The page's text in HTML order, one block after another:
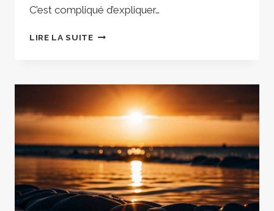
C’est compliqué d’expliquer…
LIRE LA SUITEMETTRE
LES
MAUX